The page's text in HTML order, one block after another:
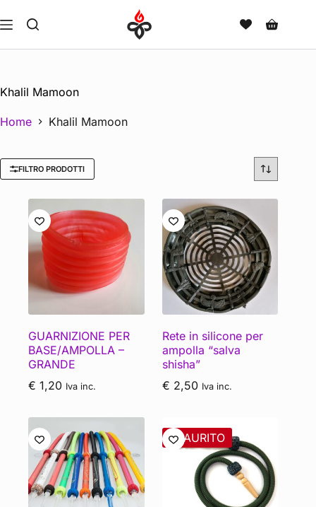
Khalil Mamoon
Home Khalil Mamoon
FILTRO PRODOTTI
GUARNIZIONE PER
BASE/AMPOLLA –
GRANDE
€ 1,20 Iva inc.
Rete in silicone per
ampolla “salva
shisha”
€ 2,50 Iva inc.
ESAURITO